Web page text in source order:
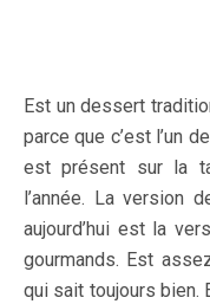
Est un dessert
parce que c’est l’un
est présent sur la
l’année. La version
aujourd’hui est la
gourmands. Est
qui sait toujours bien.